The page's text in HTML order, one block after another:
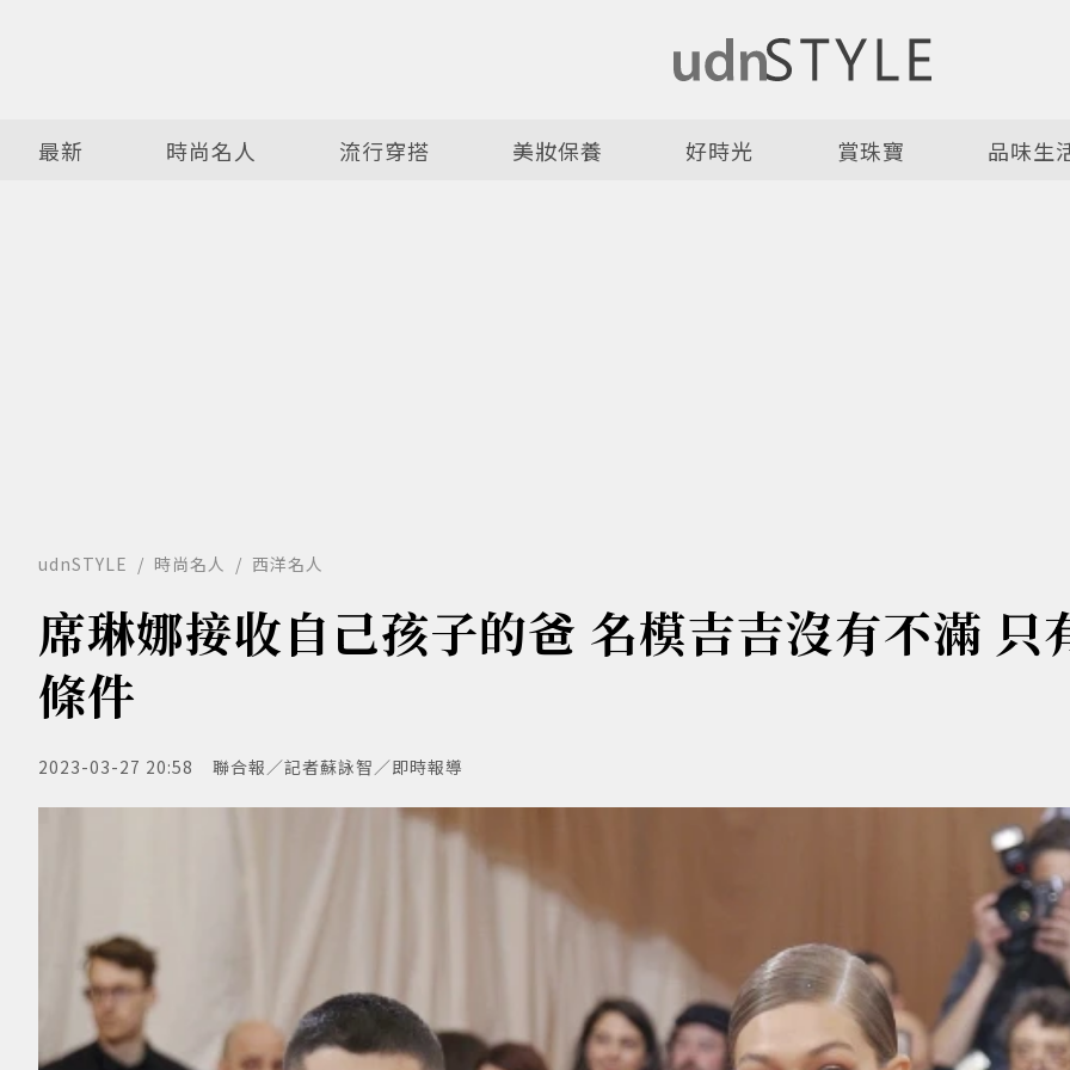
最新 時尚名人 流行穿搭 美妝保養 好時光 賞珠寶 品味生
udnSTYLE 時尚名人 西洋名人
席琳娜接收自己孩子的爸 名模吉吉沒有不滿 只
條件
2023-03-27 20:58 聯合報／記者蘇詠智／即時報導